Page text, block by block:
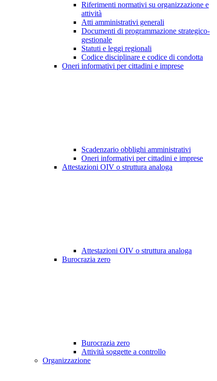
Riferimenti normativi su organizzazione e
attività
Atti amministrativi generali
Documenti di programmazione strategico-
gestionale
Statuti e leggi regionali
Codice disciplinare e codice di condotta
Oneri informativi per cittadini e imprese
Scadenzario obblighi amministrativi
Oneri informativi per cittadini e imprese
Attestazioni OIV o struttura analoga
Attestazioni OIV o struttura analoga
Burocrazia zero
Burocrazia zero
Attività soggette a controllo
Organizzazione